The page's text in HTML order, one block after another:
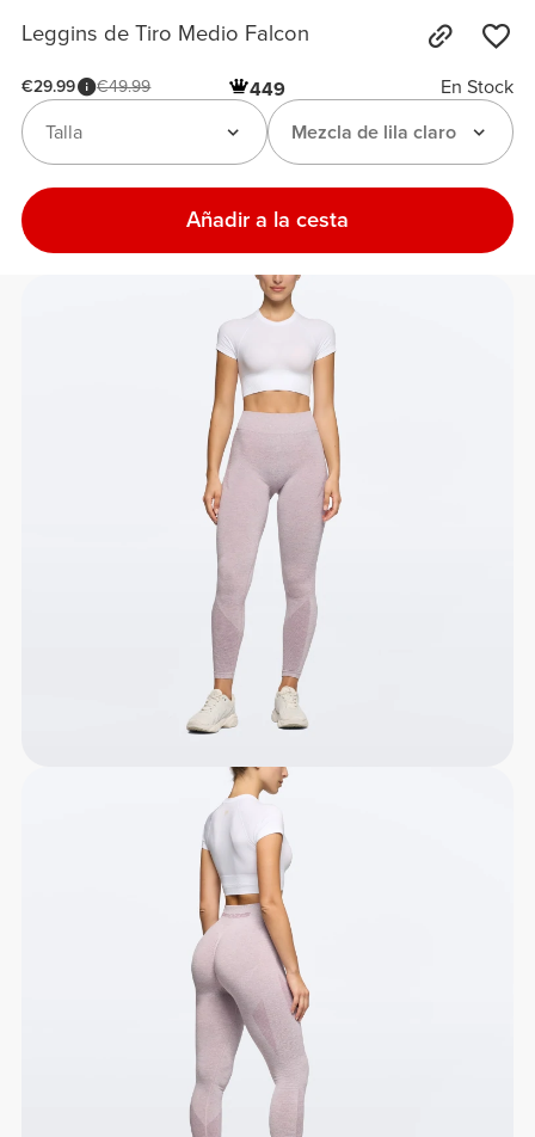
Leggins de Tiro Medio Falcon
€29.99 €49.99 449
En Stock
Mezcla de lila claro
Talla
Añadir a la cesta